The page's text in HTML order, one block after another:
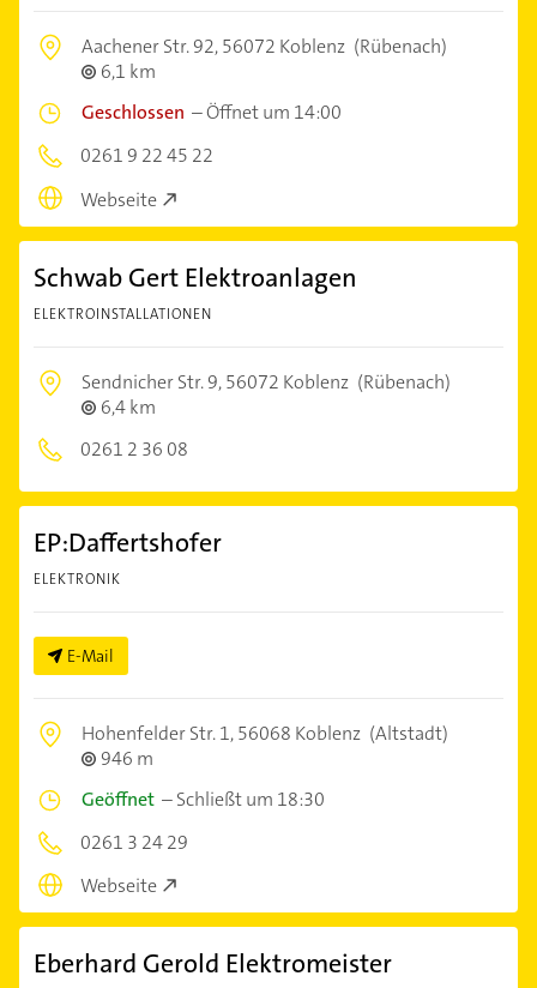
Aachener Str. 92,56072 Koblenz (Rübenach)
6,1 km
Geschlossen –Öffnet um 14:00
0261 9 22 45 22
Webseite
Schwab Gert Elektroanlagen
ELEKTROINSTALLATIONEN
Sendnicher Str. 9,56072 Koblenz (Rübenach)
6,4 km
0261 2 36 08
EP:Daffertshofer
ELEKTRONIK
E-Mail
Hohenfelder Str. 1,56068 Koblenz (Altstadt)
946 m
Geöffnet –Schließt um 18:30
0261 3 24 29
Webseite
Eberhard Gerold Elektromeister